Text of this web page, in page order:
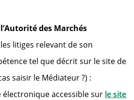
des Marchés
litiges relevant de son
tel que décrit sur le site de
saisir le Médiateur ?) :
accessible sur le site